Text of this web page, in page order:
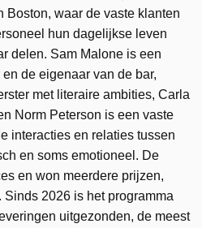
Boston, waar de vaste klanten
hun dagelijkse leven
delen. Sam Malone is een
de eigenaar van de bar,
met literaire ambities, Carla
Norm Peterson is een vaste
interacties en relaties tussen
en soms emotioneel. De
en won meerdere prijzen,
2026 is het programma
uitgezonden, de meest